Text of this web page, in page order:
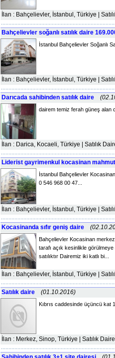
İlan : Bahçelievler, İstanbul, Türkiye |
Bahçelievler soğanlı satılık daire
İstanbul Bahçelievler Soğanlı
İlan : Bahçelievler, İstanbul, Türkiye |
Darıcada sahibinden satılık daire
dairem temiz ferah güneş alan
İlan : Darica, Kocaeli, Türkiye | Satılık
Liderist gayrimenkul kocasinan
İstanbul Bahçelievler
0 546 968 00 47...
İlan : Bahçelievler, İstanbul, Türkiye |
Kocasinanda sıfır geniş daire
Bahçelievler Kocasinan merkez
tarafı açık kesinlikle
satılıktır Dairemiz iki katlı bi...
İlan : Bahçelievler, İstanbul, Türkiye |
Satılık daire (01.10.2016)
Kıbrıs caddesinde üçüncü kat
İlan : Merkez, Sinop, Türkiye | Satılık